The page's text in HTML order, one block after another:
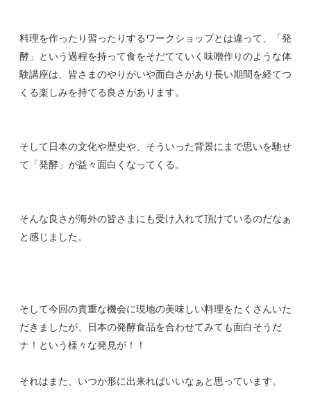
料理を作ったり習ったりするワークショップとは違って、「発
酵」という過程を持って食をそだてていく味噌作りのような体
験講座は、皆さまのやりがいや面白さがあり長い期間を経てつ
くる楽しみを持てる良さがあります。
そして日本の文化や歴史や、そういった背景にまで思いを馳せ
て「発酵」が益々面白くなってくる。
そんな良さが海外の皆さまにも受け入れて頂けているのだなぁ
と感じました。
そして今回の貴重な機会に現地の美味しい料理をたくさんいた
だきましたが、日本の発酵食品を合わせてみても面白そうだ
ナ！という様々な発見が！！
それはまた、いつか形に出来ればいいなぁと思っています。